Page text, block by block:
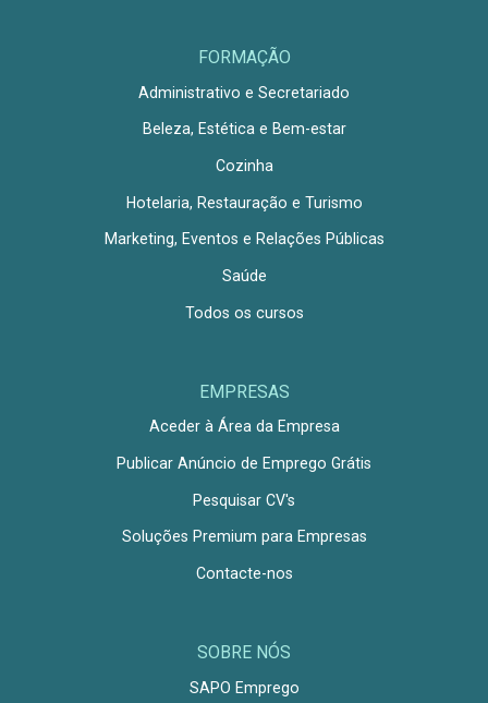
FORMAÇÃO
Administrativo e Secretariado
Beleza, Estética e Bem-estar
Cozinha
Hotelaria, Restauração e Turismo
Marketing, Eventos e Relações Públicas
Saúde
Todos os cursos
EMPRESAS
Aceder à Área da Empresa
Publicar Anúncio de Emprego Grátis
Pesquisar CV's
Soluções Premium para Empresas
Contacte-nos
SOBRE NÓS
SAPO Emprego